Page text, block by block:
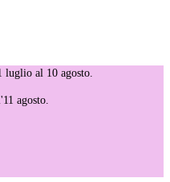
luglio al 10 agosto.
agosto.